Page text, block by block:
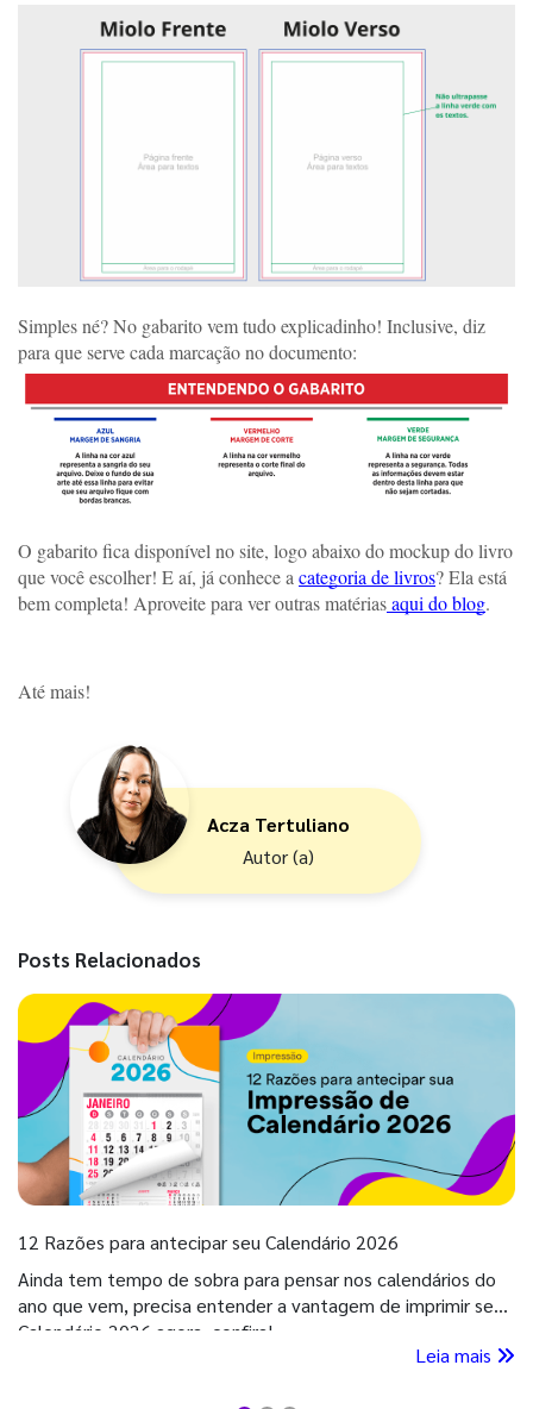
Simples né? No gabarito vem tudo explicadinho! Inclusive, diz
para que serve cada marcação no documento:
O gabarito fica disponível no site, logo abaixo do mockup do livro
que você escolher! E aí, já conhece a categoria de livros? Ela está
bem completa! Aproveite para ver outras matérias aqui do blog.
Até mais!
Acza Tertuliano
Autor (a)
Posts Relacionados
12 Razões para antecipar seu Calendário 2026
Ainda tem tempo de sobra para pensar nos calendários do
ano que vem, precisa entender a vantagem de imprimir seu
Calendário 2026 agora, confira!
Leia mais